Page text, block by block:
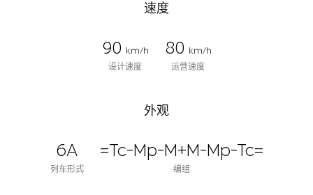
速度
90
km/h
设计速度
80
km/h
运营速度
外观
6A
列车形式
=Tc-Mp-M+M-Mp-Tc=
编组